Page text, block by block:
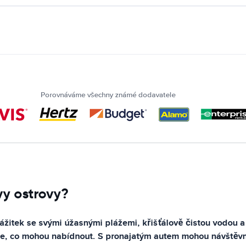
Porovnáváme všechny známé dodavatele
ostrovy?
se svými úžasnými plážemi, křišťálově čistou vodou
co mohou nabídnout. S pronajatým autem mohou